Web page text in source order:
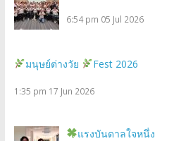
6:54 pm 05 Jul 2026
มนุษย์ต่างวัย Fest 2026
1:35 pm 17 Jun 2026
แรงบันดาลใจหนึ่ง